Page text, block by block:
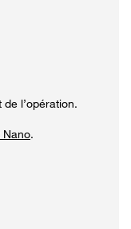
l’opération.
Nano.